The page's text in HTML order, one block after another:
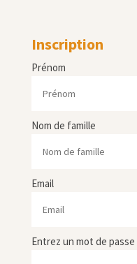
Inscription
Prénom
Nom de famille
Email
Entrez un mot de passe